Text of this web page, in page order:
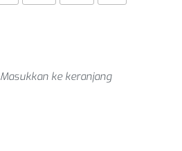
Masukkan ke keranjang